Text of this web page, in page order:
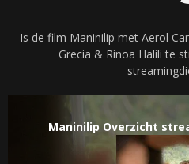
Is de film Maninilip met Aerol
Grecia & Rinoa Halili te
Maninilip Overzicht